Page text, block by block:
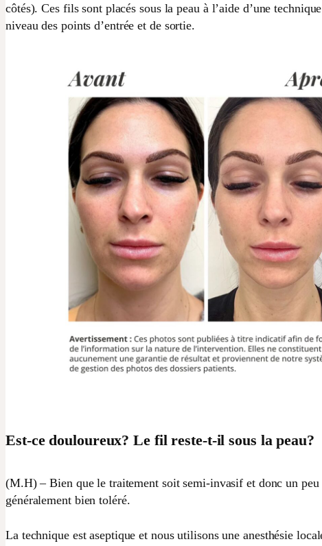
côtés). Ces fils sont placés sous la peau à l’aide d’une
niveau des points d’entrée et de sortie.
Est-ce douloureux? Le fil reste-t-il sous la peau?
(M.H) – Bien que le traitement soit semi-invasif et donc un
généralement bien toléré.
La technique est aseptique et nous utilisons une anesthésie